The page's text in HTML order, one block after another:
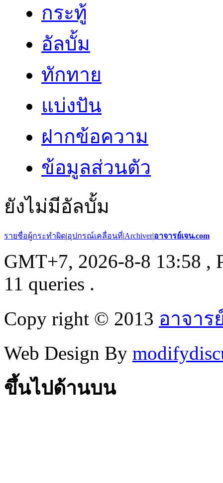
กระทู้
อัลบั้ม
ทักทาย
แบ่งปัน
ฝากข้อความ
ข้อมูลส่วนตัว
ยังไม่มีอัลบั้ม
รายชื่อผู้กระทำผิด|อุปกรณ์เคลื่อนที่|Archiver|อาจารย์เจน.com
GMT+7, 2026-8-8 13:58 ,
11 queries .
Copy right © 2013 อาจาร
Web Design By
ขึ้นไปด้านบน